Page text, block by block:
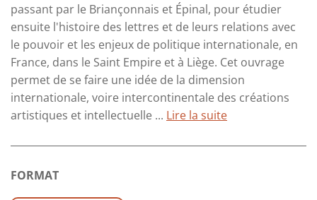
passant par le Briançonnais et Épinal, pour étudier
ensuite l'histoire des lettres et de leurs relations avec
le pouvoir et les enjeux de politique internationale, en
France, dans le Saint Empire et à Liège. Cet ouvrage
permet de se faire une idée de la dimension
internationale, voire intercontinentale des créations
artistiques et intellectuelle ... Lire la suite
FORMAT